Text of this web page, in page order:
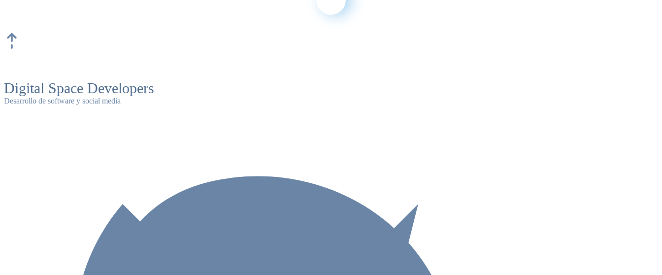
Digital Space Developers
Desarrollo de software y social media